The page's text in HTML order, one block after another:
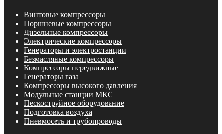
Винтовые компрессоры
Поршневые компрессоры
Дизельные компрессоры
Электрические компрессоры
Генераторы и электростанции
Безмасляные компрессоры
Компрессоры передвижные
Генераторы газа
Компрессоры высокого давления
Модульные станции МКС
Пескоструйное оборудование
Подготовка воздуха
Пневмосеть и трубопроводы